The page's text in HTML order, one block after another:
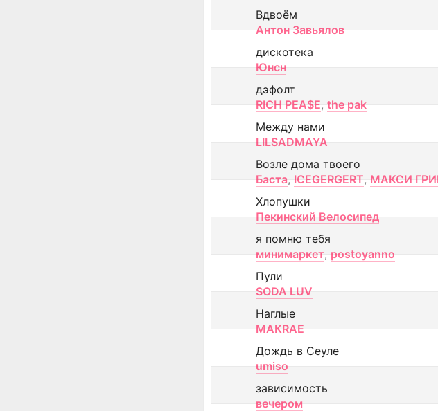
Вдвоём
Антон Завьялов
дискотека
Юнсн
дэфолт
RICH PEA$E, the pak
Между нами
LILSADMAYA
Возле дома твоего
Баста, ICEGERGERT, МАКСИ
Хлопушки
Пекинский Велосипед
я помню тебя
минимаркет, postoyanno
Пули
SODA LUV
Наглые
MAKRAE
Дождь в Сеуле
umiso
зависимость
вечером